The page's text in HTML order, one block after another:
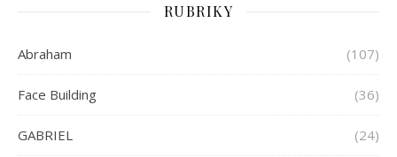
RUBRIKY
Abraham (107)
Face Building (36)
GABRIEL (24)